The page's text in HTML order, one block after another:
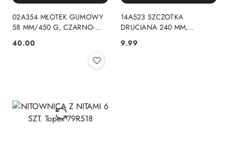
02A354 MŁOTEK GUMOWY
58 MM/450 G, CZARNO-
Cena:
40.00
14A523 SZCZOTKA
DRUCIANA 240 MM,
TOPEX
Cena:
9.99